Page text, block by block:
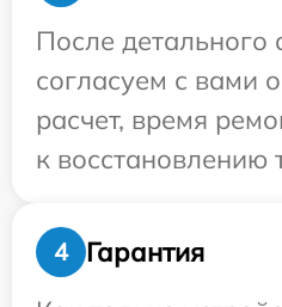
После
согласуем с вами
расчет, время
к восстановлению
4
Гарантия